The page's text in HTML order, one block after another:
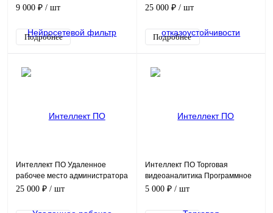
обеспечение (опция)
9 000 ₽ / шт
Подробнее
Программное обеспечение
25 000 ₽ / шт
Подробнее
Интеллект ПО Удаленное
рабочее место администратора
(УРМА) Программное
25 000 ₽ / шт
Интеллект ПО Торговая
видеоаналитика Программное
обеспечение (опция)
5 000 ₽ / шт